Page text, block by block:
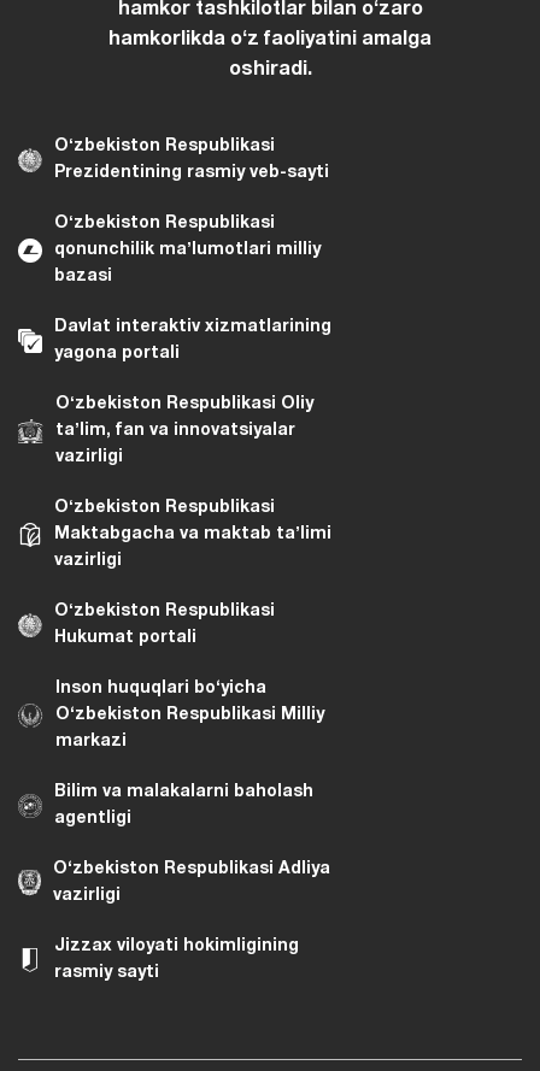
hamkor tashkilotlar bilan oʻzaro
hamkorlikda oʻz faoliyatini amalga
oshiradi.
Oʻzbekiston Respublikasi
Prezidentining rasmiy veb-sayti
Oʻzbekiston Respublikasi
qonunchilik maʼlumotlari milliy
bazasi
Davlat interaktiv xizmatlarining
yagona portali
Oʻzbekiston Respublikasi Oliy
taʼlim, fan va innovatsiyalar
vazirligi
Oʻzbekiston Respublikasi
Maktabgacha va maktab taʼlimi
vazirligi
Oʻzbekiston Respublikasi
Hukumat portali
Inson huquqlari bo‘yicha
O‘zbekiston Respublikasi Milliy
markazi
Bilim va malakalarni baholash
agentligi
O‘zbekiston Respublikasi Adliya
vazirligi
Jizzax viloyati hokimligining
rasmiy sayti